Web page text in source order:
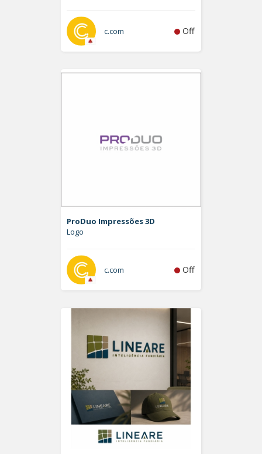
c.com Off
ProDuo Impressões 3D
Logo
c.com Off